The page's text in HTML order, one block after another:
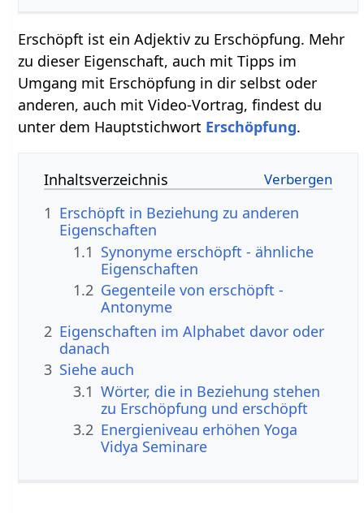
Erschöpft ist ein Adjektiv zu Erschöpfung. Mehr
zu dieser Eigenschaft, auch mit Tipps im
Umgang mit Erschöpfung in dir selbst oder
anderen, auch mit Video-Vortrag, findest du
unter dem Hauptstichwort Erschöpfung.
Inhaltsverzeichnis
1 Erschöpft in Beziehung zu anderen
Eigenschaften
1.1 Synonyme erschöpft - ähnliche
Eigenschaften
1.2 Gegenteile von erschöpft -
Antonyme
2 Eigenschaften im Alphabet davor oder
danach
3 Siehe auch
3.1 Wörter, die in Beziehung stehen
zu Erschöpfung und erschöpft
3.2 Energieniveau erhöhen Yoga
Vidya Seminare